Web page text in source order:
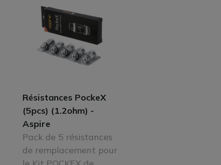
Résistances PockeX
(5pcs) (1.2ohm) -
Aspire
Pack de 5 résistances
de remplacement pour